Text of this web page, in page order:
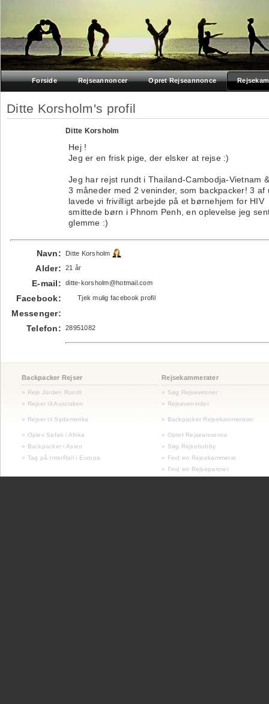
Forside Rejseannoncer Opret Rejseannonce
Ditte Korsholm's profil
Ditte Korsholm
Hej !
Jeg er en frisk pige, der elsker at rejse :)
Jeg har rejst rundt i Thailand-Cambodja-Vietnam
3 måneder med 2 veninder, som backpacker! 3 af
lavede vi frivilligt arbejde på et børnehjem for HIV
smittede børn i Phnom Penh, en oplevelse jeg
glemme :)
Navn: Ditte Korsholm
Alder: 21 år
E-mail: ditte-korsholm@hotmail.com
Facebook: Tjek mulig facebook profil
Messenger:
Telefon:
28951082
Backpacker Rejser Rejsekammerater
» Rejs Jorden Rundt
» Søg Rejsevenner
» Rejser til Australien
» Rejseveninder
» Rejser til Sydamerika » Backpacker Rejsekammerater
» Oplev Safari i Afrika
» Opret Rejseannonce
» Backpacker i Asien
» Søg Rejsebubby
» Tag på InterRail i Europa
» Find en Rejsekammerat
» Find en Rejsepartner